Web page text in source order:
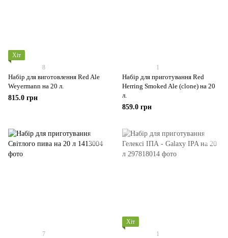
Хіт
8
Набір для виготовлення Red Ale
Weyermann на 20 л.
815.0 грн
1
Набір для приготування Red
Herring Smoked Ale (clone) на 20
л.
859.0 грн
7
Хіт
1